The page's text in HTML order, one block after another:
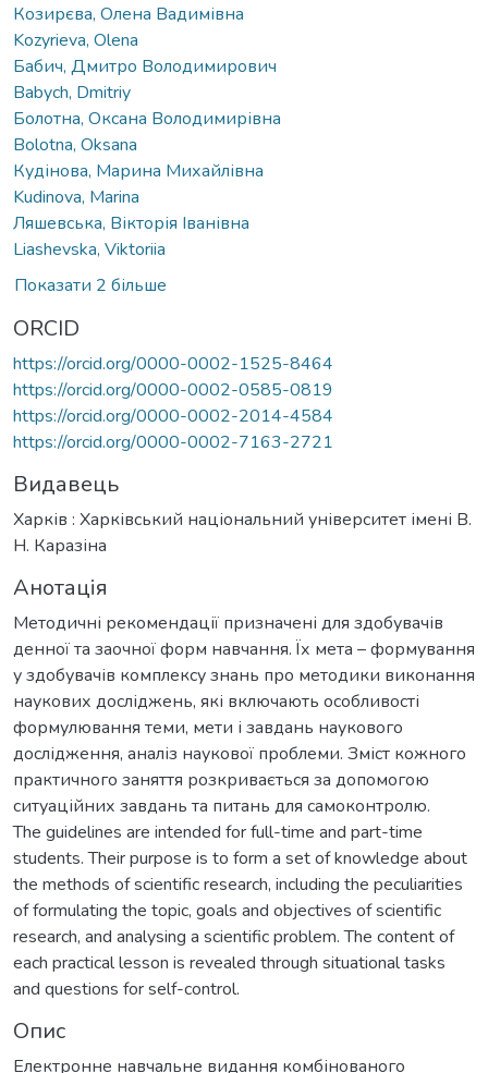
Козирєва, Олена Вадимівна
Kozyrieva, Olena
Бабич, Дмитро Володимирович
Babych, Dmitriy
Болотна, Оксана Володимирівна
Bolotna, Oksana
Кудінова, Марина Михайлівна
Kudinova, Marina
Ляшевська, Вікторія Іванівна
Liashevska, Viktoriia
Показати 2 більше
ORCID
https://orcid.org/0000-0002-1525-8464
https://orcid.org/0000-0002-0585-0819
https://orcid.org/0000-0002-2014-4584
https://orcid.org/0000-0002-7163-2721
Видавець
Харків : Харківський національний університет імені В.
Н. Каразіна
Анотація
Методичні рекомендації призначені для здобувачів
денної та заочної форм навчання. Їх мета – формування
у здобувачів комплексу знань про методики виконання
наукових досліджень, які включають особливості
формулювання теми, мети і завдань наукового
дослідження, аналіз наукової проблеми. Зміст кожного
практичного заняття розкривається за допомогою
ситуаційних завдань та питань для самоконтролю.
The guidelines are intended for full-time and part-time
students. Their purpose is to form a set of knowledge about
the methods of scientific research, including the peculiarities
of formulating the topic, goals and objectives of scientific
research, and analysing a scientific problem. The content of
each practical lesson is revealed through situational tasks
and questions for self-control.
Опис
Електронне навчальне видання комбінованого